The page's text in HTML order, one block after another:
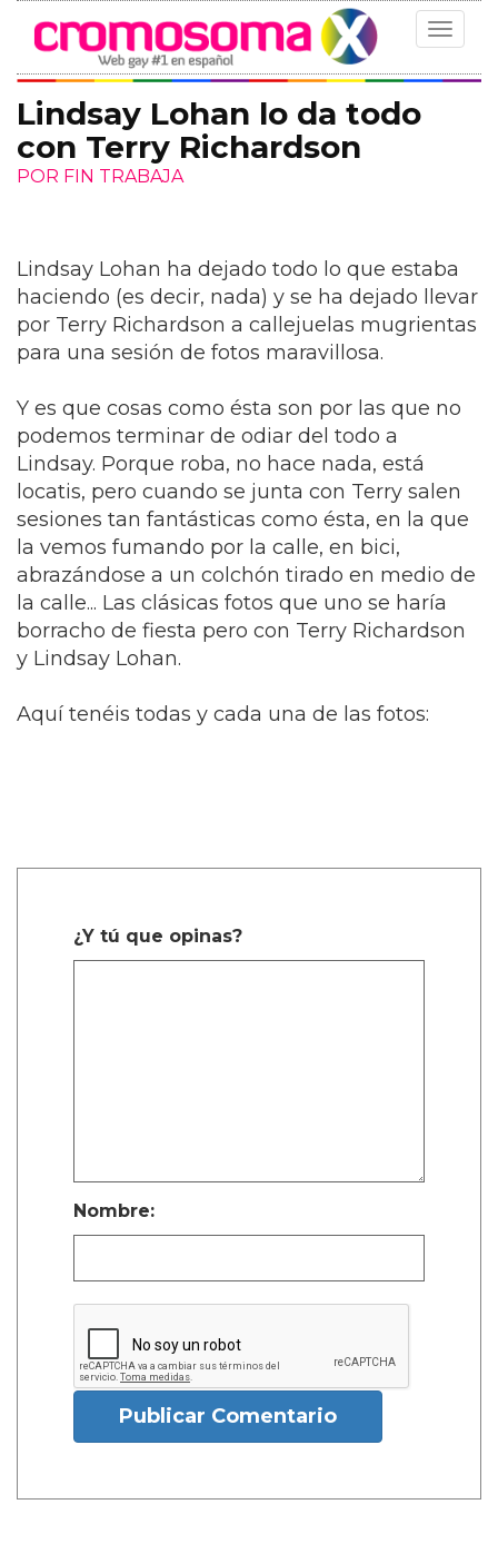
Toggle
Lindsay Lohan lo da todo
con Terry Richardson
POR FIN TRABAJA
Lindsay Lohan ha dejado todo lo que estaba
haciendo (es decir, nada) y se ha dejado llevar
por Terry Richardson a callejuelas mugrientas
para una sesión de fotos maravillosa.
Y es que cosas como ésta son por las que no
podemos terminar de odiar del todo a
Lindsay. Porque roba, no hace nada, está
locatis, pero cuando se junta con Terry salen
sesiones tan fantásticas como ésta, en la que
la vemos fumando por la calle, en bici,
abrazándose a un colchón tirado en medio de
la calle... Las clásicas fotos que uno se haría
borracho de fiesta pero con Terry Richardson
y Lindsay Lohan.
Aquí tenéis todas y cada una de las fotos:
¿Y tú que opinas?
Nombre:
Publicar Comentario